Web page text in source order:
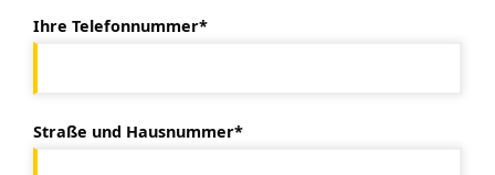
Ihre Telefonnummer*
Straße und Hausnummer*